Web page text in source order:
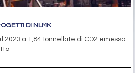
DI NLMK
2023 a 1,84 tonnellate di CO2 emessa